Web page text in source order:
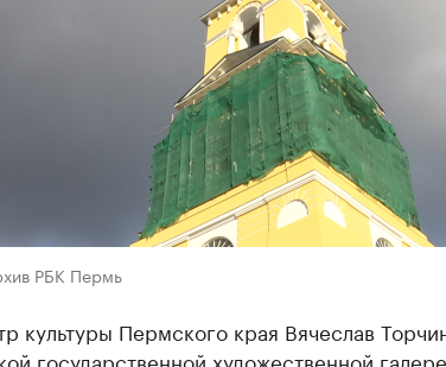
РБК Пермь
культуры Пермского края Вячеслав
государственной художественной